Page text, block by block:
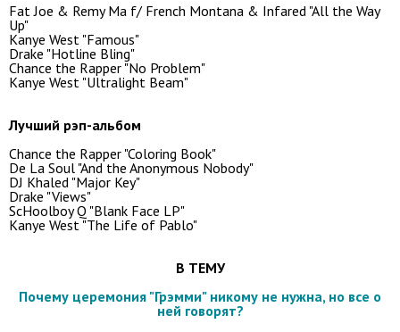
Fat Joe & Remy Ma f/ French Montana & Infared "All the Way
Up"
Kanye West "Famous"
Drake "Hotline Bling"
Chance the Rapper "No Problem"
Kanye West "Ultralight Beam"
Лучший рэп-альбом
Chance the Rapper "Coloring Book"
De La Soul "And the Anonymous Nobody"
DJ Khaled "Major Key"
Drake "Views"
ScHoolboy Q "Blank Face LP"
Kanye West "The Life of Pablo"
В ТЕМУ
Почему церемония "Грэмми" никому не нужна, но все о
ней говорят?